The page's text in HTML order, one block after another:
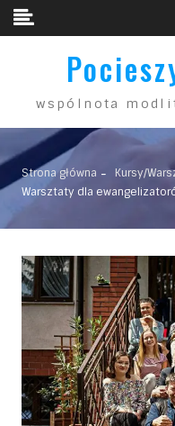
Skip to content
wspólnota
Strona główna Kursy/
Warsztaty dla